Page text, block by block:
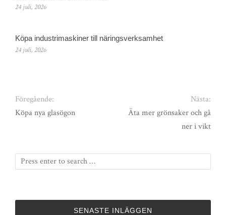
24 juli, 2026
Köpa industrimaskiner till näringsverksamhet
24 juli, 2026
Föregående:
Köpa nya glasögon
Nästa:
Äta mer grönsaker och gå
ner i vikt
SENASTE INLÄGGEN